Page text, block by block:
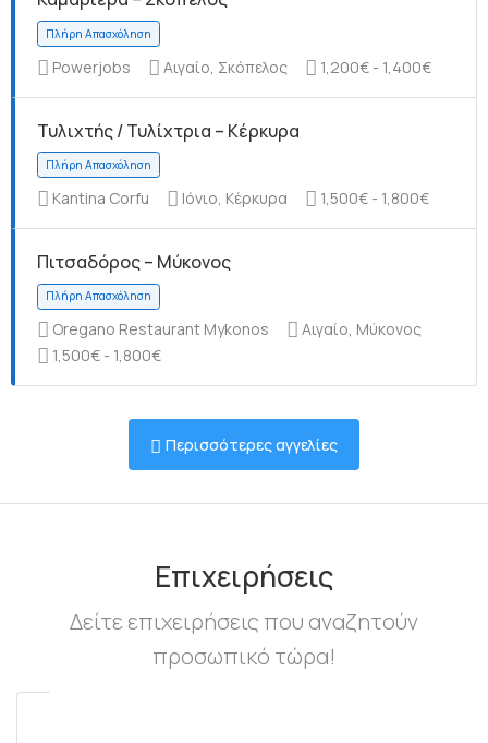
Πλήρη Απασχόληση
Πλήρη Απασχόληση
Πλήρη Απασχόληση
Powerjobs Αιγαίο, Σκόπελος 1,200€ - 1,400€
Τυλιχτής / Τυλίχτρια – Κέρκυρα
Πλήρη Απασχόληση
Kantina Corfu Ιόνιο, Κέρκυρα 1,500€ - 1,800€
Πιτσαδόρος – Μύκονος
Oregano Restaurant Mykonos
Αιγαίο, Μύκονος
1,500€ - 1,800€
Περισσότερες αγγελίες
Επιχειρήσεις
Δείτε επιχειρήσεις που αναζητούν
προσωπικό τώρα!